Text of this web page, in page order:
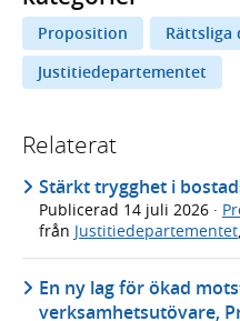
Proposition
Rättsliga
Justitiedepartementet
Relaterat
Stärkt trygghet i
Publicerad 14 juli 2026 ·
från Justitiedepartementet
En ny lag för ökad
verksamhetsutövare,